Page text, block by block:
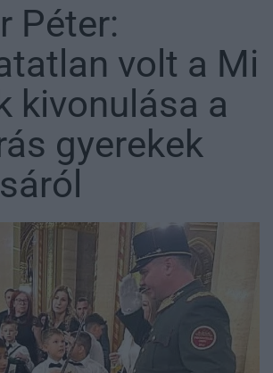
Péter:
volt a Mi
kivonulása a
gyerekek